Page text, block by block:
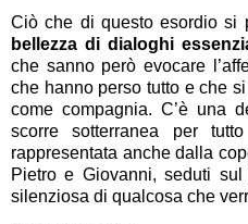
Ciò che di questo esordio si
bellezza di dialoghi
che sanno però evocare
che hanno perso tutto e che
come compagnia. C’è una
scorre sotterranea per
rappresentata anche dalla
Pietro e Giovanni, seduti
silenziosa di qualcosa che